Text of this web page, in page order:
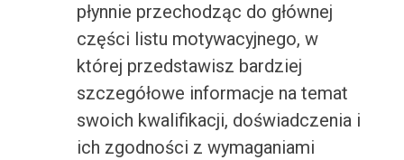
płynnie przechodząc do głównej
części listu motywacyjnego, w
której przedstawisz bardziej
szczegółowe informacje na temat
swoich kwalifikacji, doświadczenia i
ich zgodności z wymaganiami